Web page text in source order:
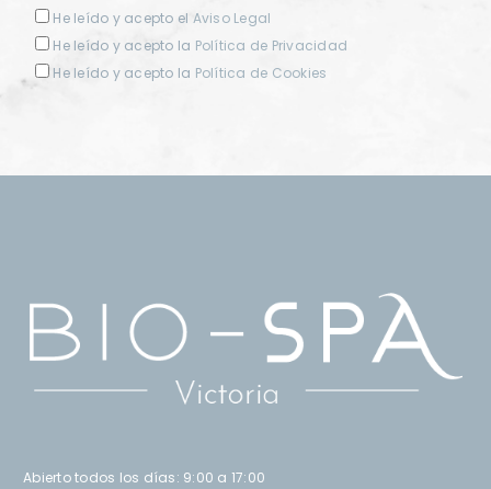
He leído y acepto el Aviso Legal
He leído y acepto la Política de Privacidad
He leído y acepto la Política de Cookies
Abierto todos los días: 9:00 a 17:00